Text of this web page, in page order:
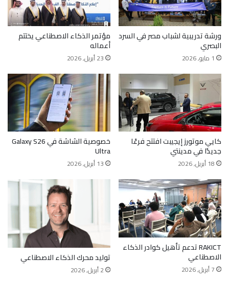
ورشة تدريبية لشباب مصر في السرد
البصري
1 مايو, 2026
مؤتمر الذكاء الاصطناعي يختتم
أعماله
23 أبريل, 2026
كايي موتورز إيجيبت افتتح فرعًا
جديدًا في مدينتي
18 أبريل, 2026
خصوصية الشاشة في Galaxy S26
Ultra
13 أبريل, 2026
RAKICT تدعم تأهيل كوادر الذكاء
الاصطناعي
7 أبريل, 2026
توليد محرك الذكاء الاصطناعي
2 أبريل, 2026